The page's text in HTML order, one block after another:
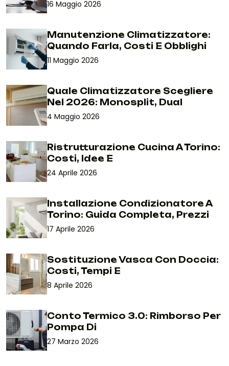
16 Maggio 2026
Manutenzione Climatizzatore:
Quando Farla, Costi E Obblighi
11 Maggio 2026
Quale Climatizzatore Scegliere
Nel 2026: Monosplit, Dual
4 Maggio 2026
Ristrutturazione Cucina A Torino:
Costi, Idee E
24 Aprile 2026
Installazione Condizionatore A
Torino: Guida Completa, Prezzi
17 Aprile 2026
Sostituzione Vasca Con Doccia:
Costi, Tempi E
8 Aprile 2026
Conto Termico 3.0: Rimborso Per
Pompa Di
27 Marzo 2026